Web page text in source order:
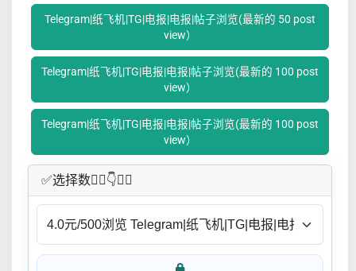
Telegram|纸飞机|TG|电报|电报|帖子浏览(最新的 50 post
view）
Telegram|纸飞机|TG|电报|电报|帖子浏览(最新的 100 post
view）
Telegram|纸飞机|TG|电报|电报|帖子浏览(最新的 100 post
view）
✅​选择数👇🏻​​👇👇🏻​​